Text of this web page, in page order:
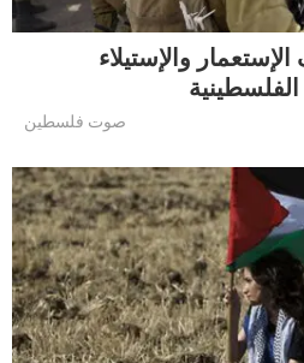
والإستيلاء
صوت فلسطين